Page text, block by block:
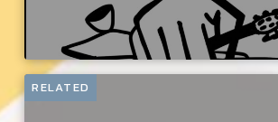
RELATED